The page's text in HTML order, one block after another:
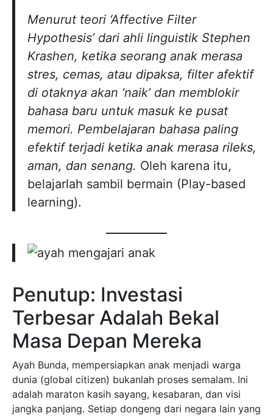
Menurut teori ‘Affective Filter
Hypothesis’ dari ahli linguistik Stephen
Krashen, ketika seorang anak merasa
stres, cemas, atau dipaksa, filter afektif
di otaknya akan ‘naik’ dan memblokir
bahasa baru untuk masuk ke pusat
memori. Pembelajaran bahasa paling
efektif terjadi ketika anak merasa rileks,
aman, dan senang. Oleh karena itu,
belajarlah sambil bermain (Play-based
learning).
Penutup: Investasi
Terbesar Adalah Bekal
Masa Depan Mereka
Ayah Bunda, mempersiapkan anak menjadi warga
dunia (global citizen) bukanlah proses semalam. Ini
adalah maraton kasih sayang, kesabaran, dan visi
jangka panjang. Setiap dongeng dari negara lain yang